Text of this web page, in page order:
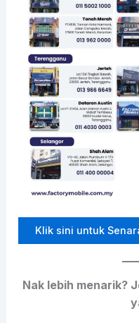
Klik sini untuk
Nak lebih menarik?